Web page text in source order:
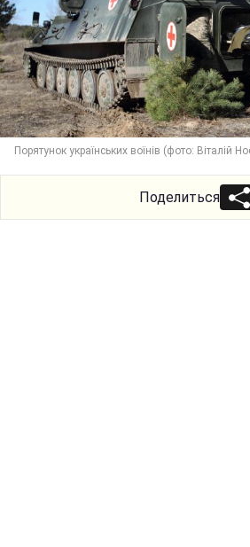
Порятунок українських воїнів (фото: Віталій
Поделиться